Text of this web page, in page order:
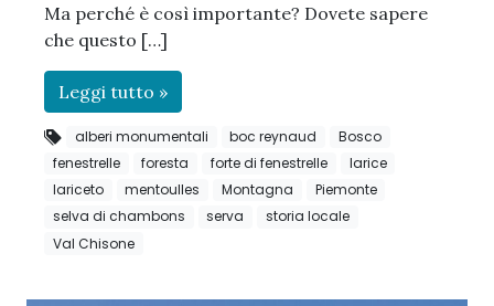
Ma perché è così importante? Dovete sapere
che questo […]
Leggi tutto »
alberi monumentali boc reynaud
Bosco
fenestrelle
foresta forte di fenestrelle
larice
lariceto
mentoulles Montagna
Piemonte
selva di chambons
serva
storia locale
Val Chisone